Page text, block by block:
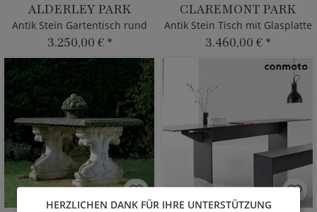
ALDERLEY PARK
Antik Stein Gartentisch rund
3.250,00 € *
CLAREMONT PARK
Antik Stein Tisch mit Glasplatte
3.460,00 € *
HERZLICHEN DANK FÜR IHRE UNTERSTÜTZUNG